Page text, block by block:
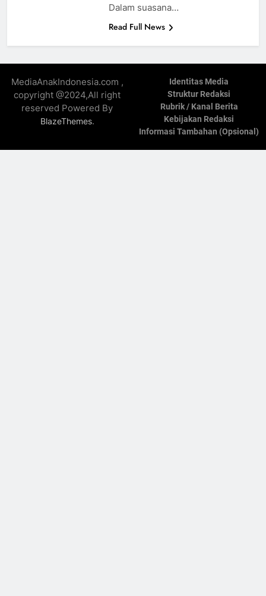
Dalam suasana…
Read Full News
MediaAnakIndonesia.com ,
copyright @2024,All right
reserved Powered By
BlazeThemes.
Identitas Media
Struktur Redaksi
Rubrik / Kanal Berita
Kebijakan Redaksi
Informasi Tambahan (Opsional)